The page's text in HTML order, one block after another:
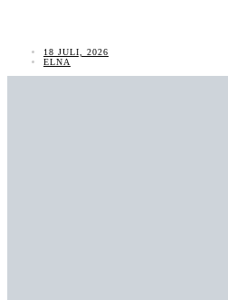
18 JULI, 2026
ELNA